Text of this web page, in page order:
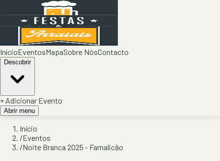
InícioEventosMapaSobre NósContacto
Descobrir
+ Adicionar Evento
Abrir menu
Início
/Eventos
/Noite Branca 2025 - Famalicão